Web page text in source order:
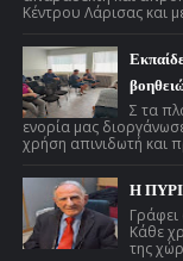
Κέντρου Λάρισας και
Σ τα
ενορία μας
χρήση απινιδωτή και
Η
Γράφει
Κάθε
της